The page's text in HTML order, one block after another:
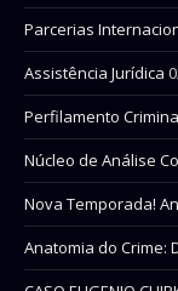
Parcerias
Assistência Jurídica
Perfilamento
Núcleo de Análise
Nova Temporada!
Anatomia do Crime: